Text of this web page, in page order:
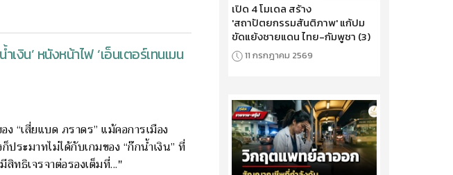
น’ หนังหน้าไฟ ‘เอ็นเตอร์เทนเมน
“เสี่ยแบด ภราดร” แม้คอการเมือง
ระมาทไม่ได้กับเกมของ “ก๊กน้ำเงิน” ที่
ทธิเจรจาต่อรองเต็มที่..."
เปิด 4 โมเดล สร้าง
'สถาปัตยกรรมสันติภาพ' แก้ปม
ขัดแย้งชายแดน ไทย-กัมพูชา (3)
11 กรกฎาคม 2569